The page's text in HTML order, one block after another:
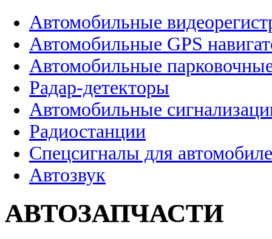
Автомобильные
Автомобильные GPS
Автомобильные
Радар-детекторы
Автомобильные
Радиостанции
Спецсигналы для
Автозвук
АВТОЗАПЧАСТИ